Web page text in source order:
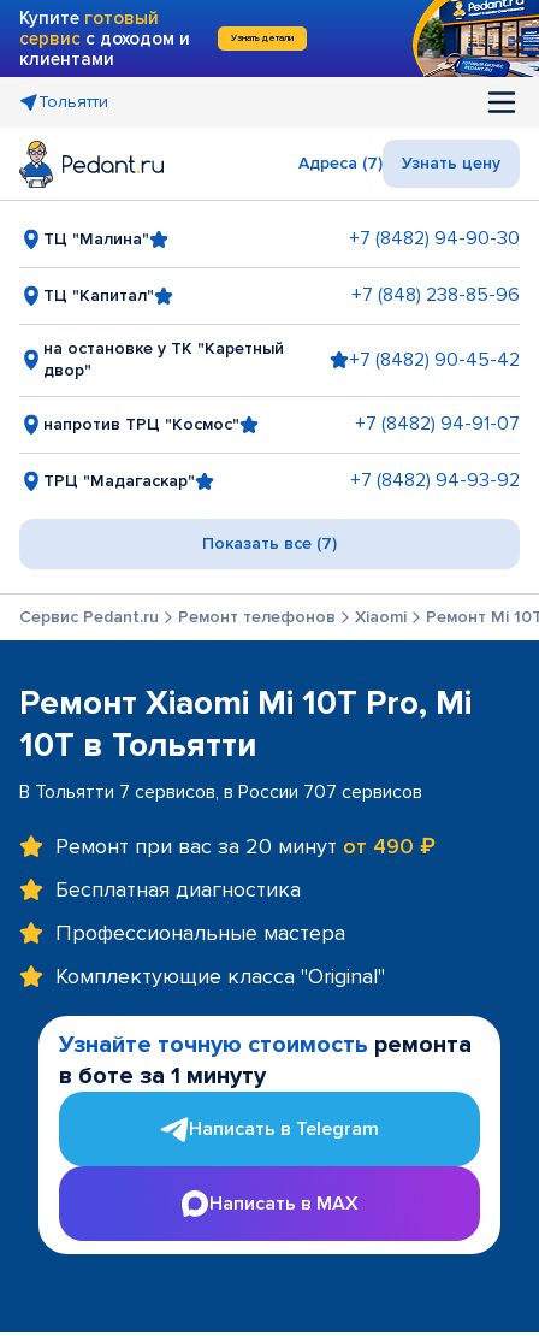
Купите готовый
сервис с доходом и
клиентами
Узнать детали
Тольятти
Адреса (7) Узнать цену
ТЦ "Малина" +7 (8482) 94-90-30
ТЦ "Капитал" +7 (848) 238-85-96
на остановке у ТК "Каретный
двор"
+7 (8482) 90-45-42
напротив ТРЦ "Космос" +7 (8482) 94-91-07
ТРЦ "Мадагаскар" +7 (8482) 94-93-92
Показать все (7)
Сервис Pedant.ru Ремонт телефонов Xiaomi Ремонт Mi
Ремонт Xiaomi Mi 10T Pro, Mi
10T в Тольятти
В Тольятти 7 сервисов, в России 707 сервисов
Ремонт при вас за 20 минут от 490 ₽
Бесплатная диагностика
Профессиональные мастера
Комплектующие класса "Original"
Узнайте точную стоимость ремонта
в боте за 1 минуту
Написать в Telegram
Написать в MAX